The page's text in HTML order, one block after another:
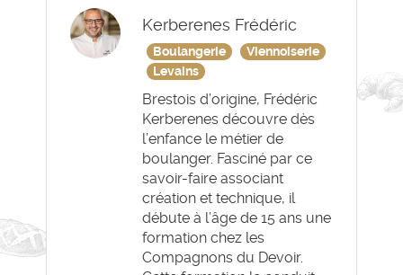
Kerberenes Frédéric
Boulangerie
Viennoiserie
Levains
Brestois d’origine, Frédéric
Kerberenes découvre dès
l’enfance le métier de
boulanger. Fasciné par ce
savoir-faire associant
création et technique, il
débute à l’âge de 15 ans une
formation chez les
Compagnons du Devoir.